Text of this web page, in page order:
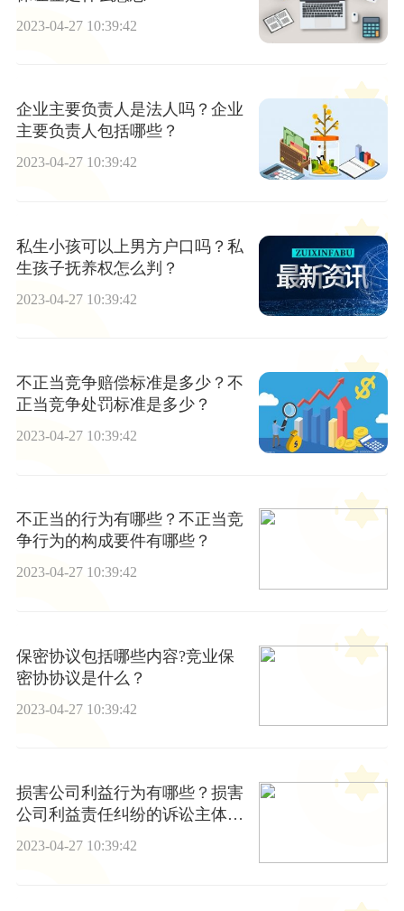
2023-04-27 10:39:42
企业主要负责人是法人吗？企业
主要负责人包括哪些？
2023-04-27 10:39:42
私生小孩可以上男方户口吗？私
生孩子抚养权怎么判？
2023-04-27 10:39:42
不正当竞争赔偿标准是多少？不
正当竞争处罚标准是多少？
2023-04-27 10:39:42
不正当的行为有哪些？不正当竞
争行为的构成要件有哪些？
2023-04-27 10:39:42
保密协议包括哪些内容?竞业保
密协协议是什么？
2023-04-27 10:39:42
损害公司利益行为有哪些？损害
公司利益责任纠纷的诉讼主体是
谁？
2023-04-27 10:39:42